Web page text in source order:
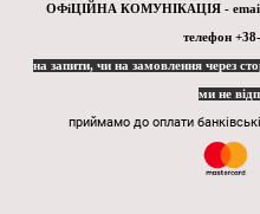
ОФіЦІЙНА КОМУНІКАЦІЯ -
телефон
на запити, чи на замовлення через
ми не
приймамо до оплати